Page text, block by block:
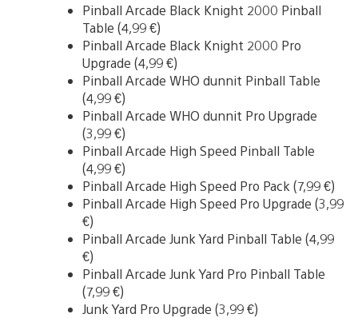
Pinball Arcade Black Knight 2000 Pinball
Table (4,99 €)
Pinball Arcade Black Knight 2000 Pro
Upgrade (4,99 €)
Pinball Arcade WHO dunnit Pinball Table
(4,99 €)
Pinball Arcade WHO dunnit Pro Upgrade
(3,99 €)
Pinball Arcade High Speed Pinball Table
(4,99 €)
Pinball Arcade High Speed Pro Pack (7,99 €)
Pinball Arcade High Speed Pro Upgrade (3,99
€)
Pinball Arcade Junk Yard Pinball Table (4,99
€)
Pinball Arcade Junk Yard Pro Pinball Table
(7,99 €)
Junk Yard Pro Upgrade (3,99 €)